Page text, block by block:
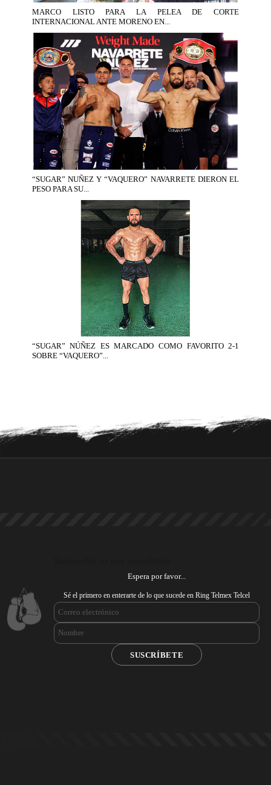
MARCO LISTO PARA LA PELEA DE CORTE
INTERNACIONAL ANTE MORENO EN...
“SUGAR” NUÑEZ Y “VAQUERO” NAVARRETE DIERON EL
PESO PARA SU...
“SUGAR” NÚÑEZ ES MARCADO COMO FAVORITO 2-1
SOBRE “VAQUERO”...
Espera por favor...
Sé el primero en enterarte de lo que sucede en Ring Telmex Telcel